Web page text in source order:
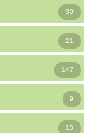
30
21
147
9
15